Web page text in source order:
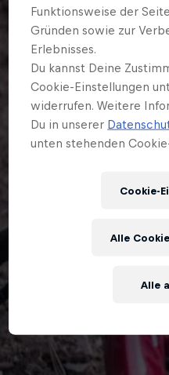
Funktionsweise der
Gründen sowie zur
Erlebnisses.
Du kannst Deine
Cookie-Einstellungen
widerrufen. Weitere
Du in unserer
unten stehenden
Cookie-
Alle
Alle